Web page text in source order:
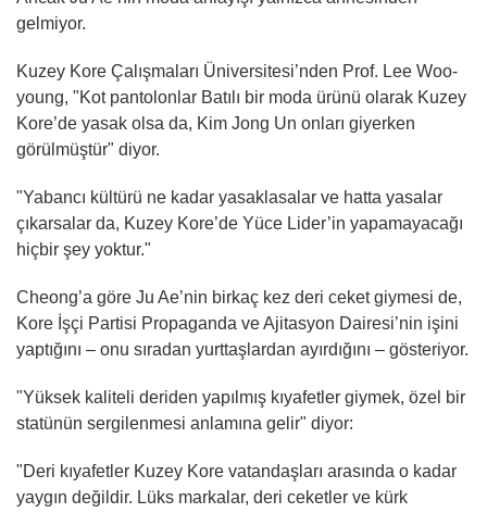
gelmiyor.
Kuzey Kore Çalışmaları Üniversitesi’nden Prof. Lee Woo-
young, "Kot pantolonlar Batılı bir moda ürünü olarak Kuzey
Kore’de yasak olsa da, Kim Jong Un onları giyerken
görülmüştür" diyor.
"Yabancı kültürü ne kadar yasaklasalar ve hatta yasalar
çıkarsalar da, Kuzey Kore’de Yüce Lider’in yapamayacağı
hiçbir şey yoktur."
Cheong’a göre Ju Ae’nin birkaç kez deri ceket giymesi de,
Kore İşçi Partisi Propaganda ve Ajitasyon Dairesi’nin işini
yaptığını – onu sıradan yurttaşlardan ayırdığını – gösteriyor.
"Yüksek kaliteli deriden yapılmış kıyafetler giymek, özel bir
statünün sergilenmesi anlamına gelir" diyor:
"Deri kıyafetler Kuzey Kore vatandaşları arasında o kadar
yaygın değildir. Lüks markalar, deri ceketler ve kürk